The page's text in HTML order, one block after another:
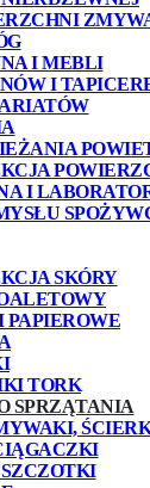
I MEBLI
I
I
SKÓRY
TORK
SPRZĄTANIA